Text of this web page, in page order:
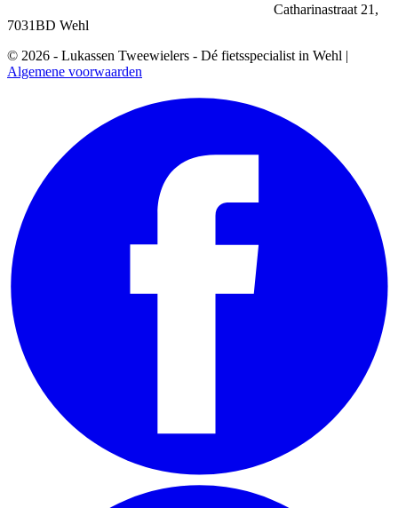
Catharinastraat 21,
7031BD Wehl
© 2026 - Lukassen Tweewielers - Dé fietsspecialist in Wehl |
Algemene voorwaarden